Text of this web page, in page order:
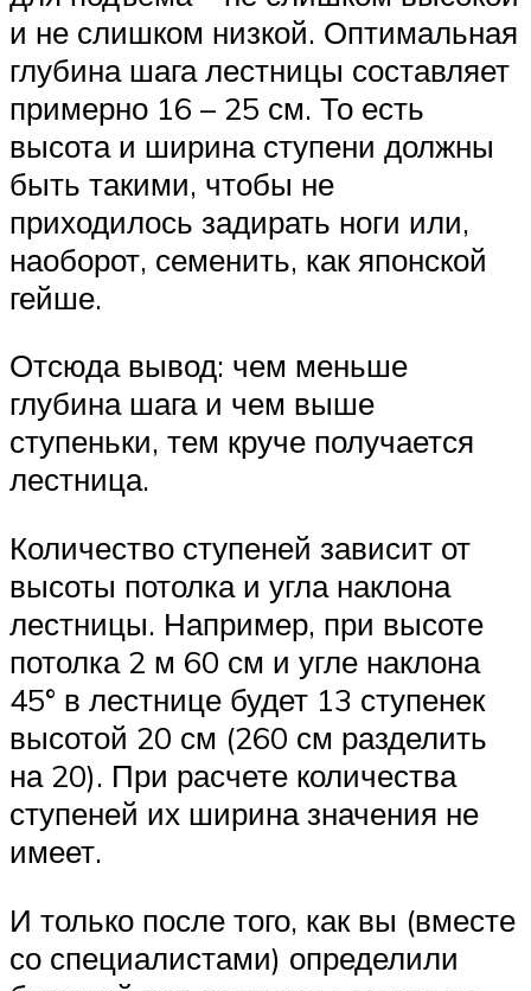
и не слишком низкой. Оптимальная
глубина шага лестницы составляет
примерно 16 – 25 см. То есть
высота и ширина ступени должны
быть такими, чтобы не
приходилось задирать ноги или,
наоборот, семенить, как японской
гейше.
Отсюда вывод: чем меньше
глубина шага и чем выше
ступеньки, тем круче получается
лестница.
Количество ступеней зависит от
высоты потолка и угла наклона
лестницы. Например, при высоте
потолка 2 м 60 см и угле наклона
45° в лестнице будет 13 ступенек
высотой 20 см (260 см разделить
на 20). При расчете количества
ступеней их ширина значения не
имеет.
И только после того, как вы (вместе
со специалистами) определили